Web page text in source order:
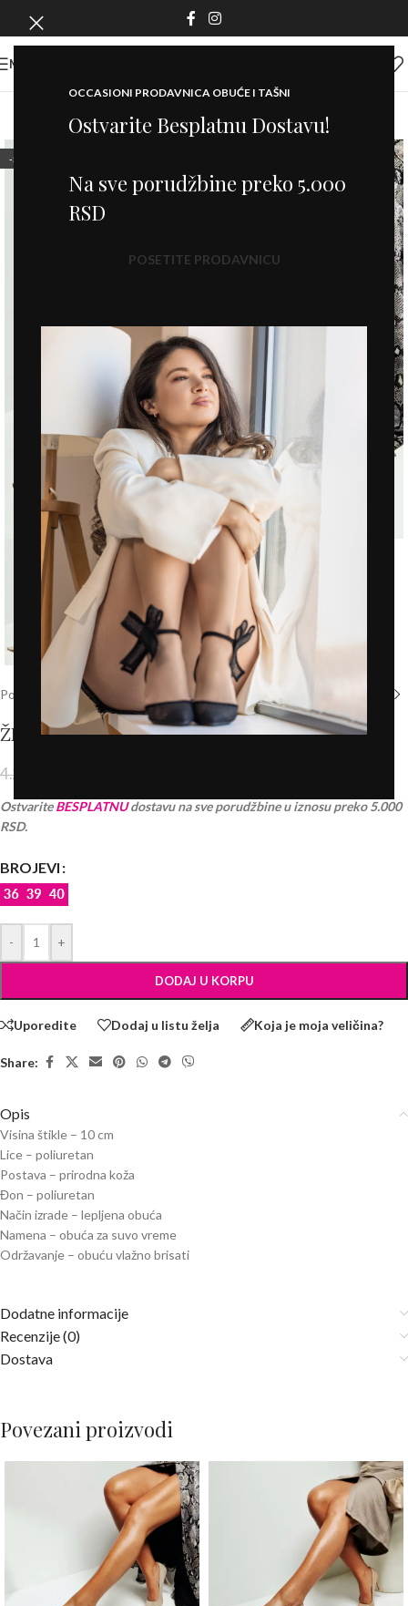
OCCASIONI PRODAVNICA OBUĆE I TAŠNI
Ostvarite Besplatnu Dostavu!
Na sve porudžbine preko 5.000
RSD
POSETITE PRODAVNICU
MENI
-50%
Click to enlarge
Početna Prodavnica
ŽENSKE SALONKE – L242563 BEŽ
4.290,00
OstvariteBESPLATNUdostavu na sve porudžbine u iznosu preko 5.000
RSD.
BROJEVI
- +
DODAJ U KORPU
Uporedite Dodaj u listu želja Koja je moja veličina?
Share:
Opis
Visina štikle – 10 cm
Lice – poliuretan
Postava – prirodna koža
Đon – poliuretan
Način izrade – lepljena obuća
Namena – obuća za suvo vreme
Održavanje – obuću vlažno brisati
Dodatne informacije
Recenzije (0)
Dostava
Povezani proizvodi